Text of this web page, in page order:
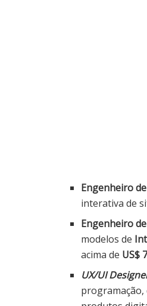
Engenheiro de
interativa de
Engenheiro
modelos de
acima de US$
UX/UI
programação,